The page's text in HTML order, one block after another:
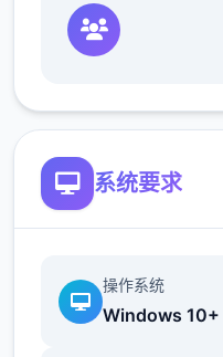
系统要求
操作系统
Windows 10+